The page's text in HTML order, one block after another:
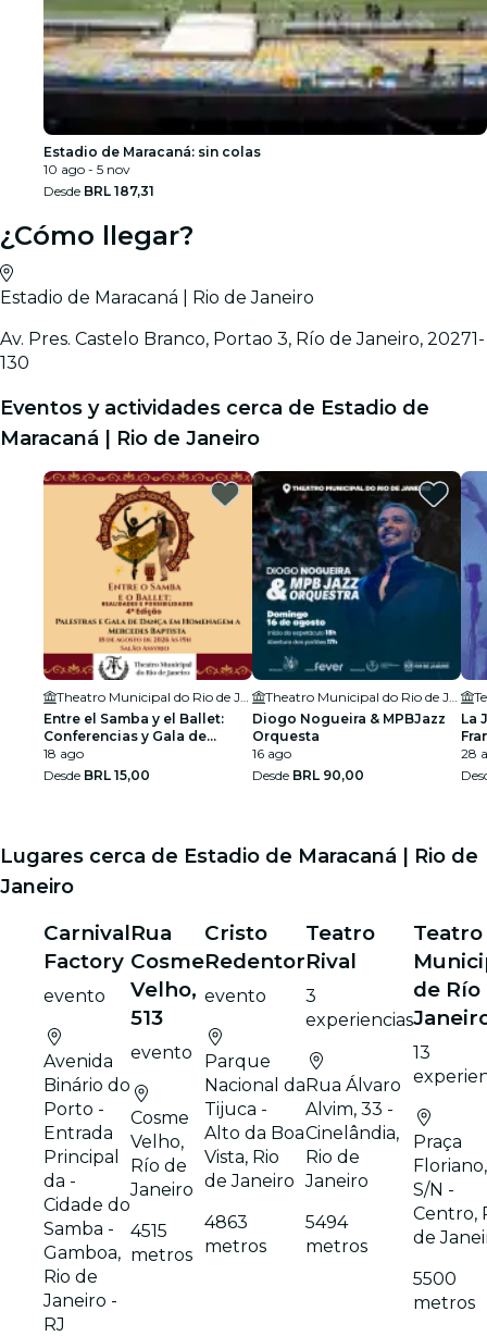
Estadio de Maracaná: sin colas
10 ago - 5 nov
Desde BRL 187,31
¿Cómo llegar?
Estadio de Maracaná | Rio de Janeiro
Av. Pres. Castelo Branco, Portao 3, Río de Janeiro, 20271-
130
Eventos y actividades cerca de Estadio de
Maracaná | Rio de Janeiro
Entre el Samba y el Ballet:
Conferencias y Gala de
Danza en Tributo a Mercedes
Baptista
18 ago
Desde BRL 15,00
Diogo Nogueira & MPBJazz
Orquesta
16 ago
Desde BRL 90,00
La
28
Lugares cerca de Estadio de Maracaná | Rio de
Janeiro
Carnival
Factory
evento
Avenida
Binário do
Porto -
Entrada
Principal
da -
Cidade do
Samba -
Gamboa,
Rio de
Janeiro -
RJ
Rua
Cosme
Velho,
513
evento
Cosme
Velho,
Río de
Janeiro
4515
metros
Cristo
Redentor
evento
Parque
Nacional da
Tijuca -
Alto da Boa
Vista, Rio
de Janeiro
4863
metros
Teatro
Rival
3
experiencias
Rua Álvaro
Alvim, 33 -
Cinelândia,
Rio de
Janeiro
5494
metros
Teatro
de Río
13
Praça
Floriano,
S/N -
Centro,
de
5500
metros